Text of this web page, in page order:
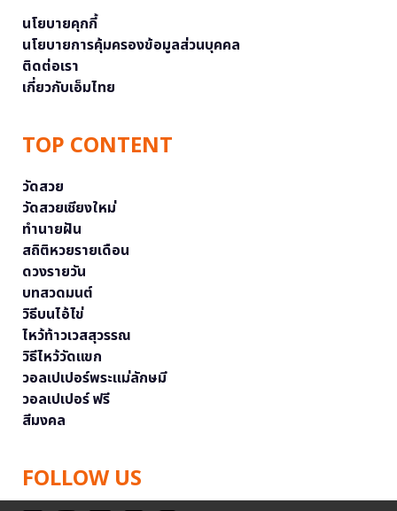
นโยบายคุกกี้
นโยบายการคุ้มครองข้อมูลส่วนบุคคล
ติดต่อเรา
เกี่ยวกับเอ็มไทย
TOP CONTENT
วัดสวย
วัดสวยเชียงใหม่
ทำนายฝัน
สถิติหวยรายเดือน
ดวงรายวัน
บทสวดมนต์
วิธีบนไอ้ไข่
ไหว้ท้าวเวสสุวรรณ
วิธีไหว้วัดแขก
วอลเปเปอร์พระแม่ลักษมี
วอลเปเปอร์ ฟรี
สีมงคล
FOLLOW US